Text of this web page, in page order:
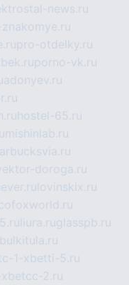
news.ru
pro-otdelky.ru
porno-vk.ru
adonyev.ru
hostel-65.ru
mishinlab.ru
doroga.ru
lovinskix.ru
liura.ruglasspb.ru
bulkitula.ru
1-xbetti-5.ru
2.ru